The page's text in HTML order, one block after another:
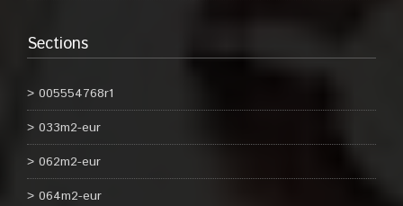
Sections
005554768r1
033m2-eur
062m2-eur
064m2-eur